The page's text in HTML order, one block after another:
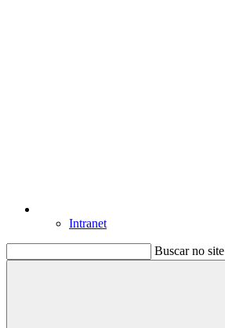
Intranet
Buscar no site